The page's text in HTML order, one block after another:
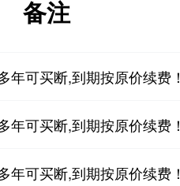
备注
年可买断,到期按原价续费！
年可买断,到期按原价续费！
年可买断,到期按原价续费！